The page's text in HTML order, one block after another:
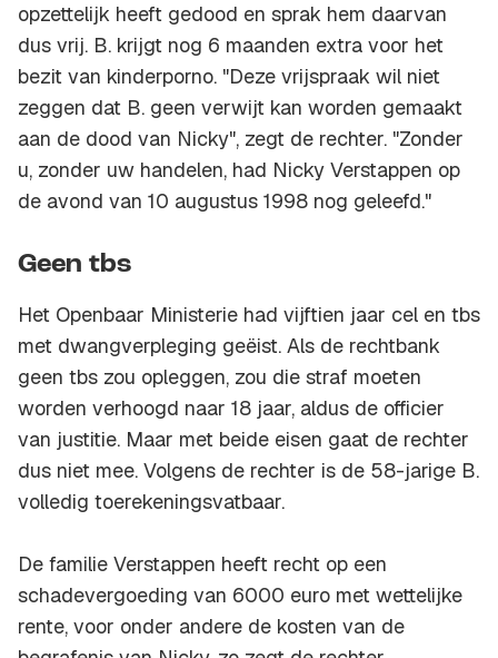
opzettelijk heeft gedood en sprak hem daarvan
dus vrij. B. krijgt nog 6 maanden extra voor het
bezit van kinderporno. "Deze vrijspraak wil niet
zeggen dat B. geen verwijt kan worden gemaakt
aan de dood van Nicky", zegt de rechter. "Zonder
u, zonder uw handelen, had Nicky Verstappen op
de avond van 10 augustus 1998 nog geleefd."
Geen tbs
Het Openbaar Ministerie had vijftien jaar cel en tbs
met dwangverpleging geëist. Als de rechtbank
geen tbs zou opleggen, zou die straf moeten
worden verhoogd naar 18 jaar, aldus de officier
van justitie. Maar met beide eisen gaat de rechter
dus niet mee. Volgens de rechter is de 58-jarige B.
volledig toerekeningsvatbaar.
De familie Verstappen heeft recht op een
schadevergoeding van 6000 euro met wettelijke
rente, voor onder andere de kosten van de